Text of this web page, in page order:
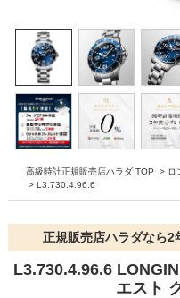
高級時計正規販売店ハラダ TOP > ロ
> L3.730.4.96.6
正規販売店ハラダなら2
L3.730.4.96.6
エスト